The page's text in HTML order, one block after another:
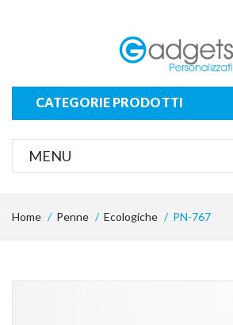
CATEGORIE PRODOTTI
MENU
Home Penne Ecologiche PN-767